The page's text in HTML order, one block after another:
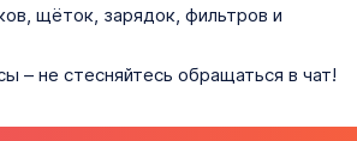
щёток, зарядок, фильтров и
– не стесняйтесь обращаться в чат!